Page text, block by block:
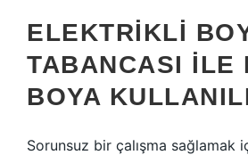
ELEKTRIKLI
TABANCASI ILE
BOYA
Sorunsuz bir çalışma sağlamak